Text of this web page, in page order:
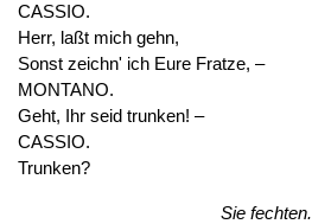
CASSIO.
Herr, laßt mich gehn,
Sonst zeichn' ich Eure Fratze, –
MONTANO.
Geht, Ihr seid trunken! –
CASSIO.
Trunken?
Sie fechten.